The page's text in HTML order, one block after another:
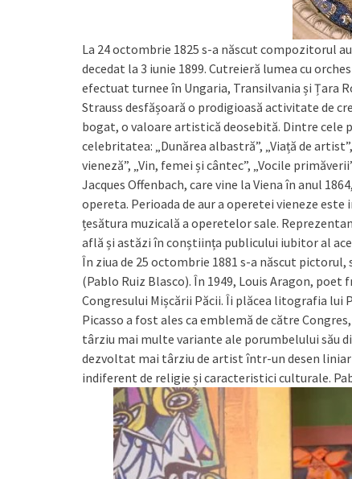
La 24 octombrie 1825 s-a născut compozitorul
decedat la 3 iunie 1899. Cutreieră lumea cu
efectuat turnee în Ungaria, Transilvania și Țara
Strauss desfășoară o prodigioasă activitate de
bogat, o valoare artistică deosebită. Dintre cele
celebritatea: „Dunărea albastră”, „Viață de
vieneză”, „Vin, femei și cântec”, „Vocile
Jacques Offenbach, care vine la Viena în anul
opereta. Perioada de aur a operetei vieneze
țesătura muzicală a operetelor sale.
află și astăzi în conștiința publicului iubitor al
În ziua de 25 octombrie 1881 s-a născut
(Pablo Ruiz Blasco). În 1949, Louis Aragon,
Congresului Mișcării Păcii. Îi plăcea litografia lui
Picasso a fost ales ca emblemă de către
târziu mai multe variante ale porumbelului său
dezvoltat mai târziu de artist într-un desen
indiferent de religie și caracteristici culturale.